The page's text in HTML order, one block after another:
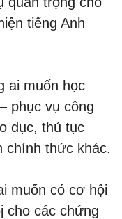
tiếng Anh
ai muốn học
phục vụ công
dục, thủ tục
chính thức khác.
muốn có cơ hội
cho các chứng